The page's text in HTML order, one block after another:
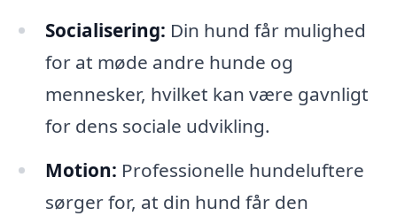
Socialisering: Din hund får mulighed
for at møde andre hunde og
mennesker, hvilket kan være gavnligt
for dens sociale udvikling.
Motion: Professionelle hundeluftere
sørger for, at din hund får den